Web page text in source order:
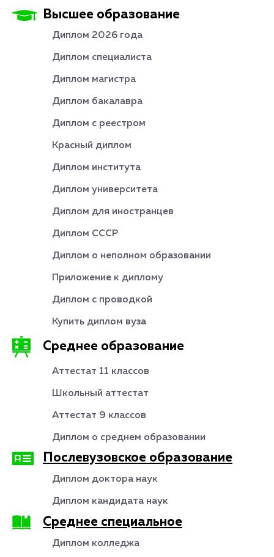
Высшее образование
Диплом 2026 года
Диплом специалиста
Диплом магистра
Диплом бакалавра
Диплом с реестром
Красный диплом
Диплом института
Диплом университета
Диплом для иностранцев
Диплом СССР
Диплом о неполном образовании
Приложение к диплому
Диплом с проводкой
Купить диплом вуза
Среднее образование
Аттестат 11 классов
Школьный аттестат
Аттестат 9 классов
Диплом о среднем образовании
Послевузовское образование
Диплом доктора наук
Диплом кандидата наук
Среднее специальное
Диплом колледжа